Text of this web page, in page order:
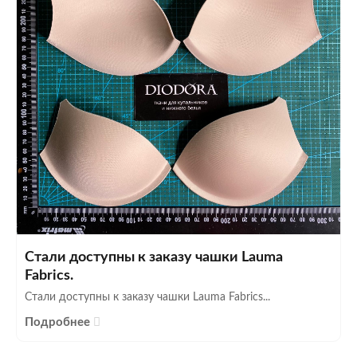
Стали доступны к заказу чашки Lauma
Fabrics.
Стали доступны к заказу чашки Lauma Fabrics...
Подробнее